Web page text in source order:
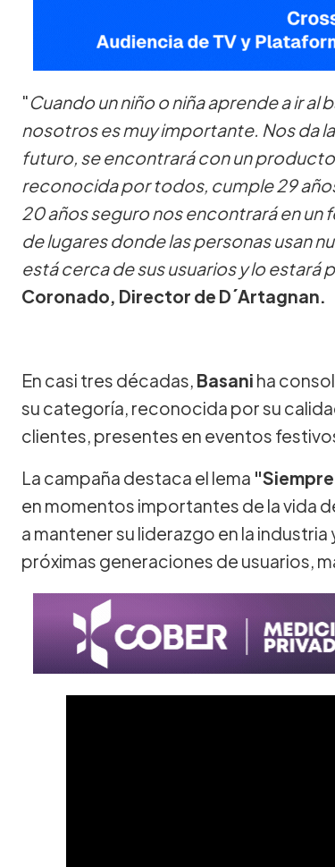
"Cuando un niño o niña aprende a ir al
nosotros es muy importante. Nos da
futuro, se encontrará con un
reconocida por todos, cumple 29
20 años seguro nos encontrará en
de lugares donde las personas usan
está cerca de sus usuarios y lo estará
Coronado, Director de D´Artagnan.
En casi tres décadas, Basani ha
su categoría, reconocida por su
clientes, presentes en eventos
La campaña destaca el lema
en momentos importantes de la vida
a mantener su liderazgo en la
próximas generaciones de usuarios,